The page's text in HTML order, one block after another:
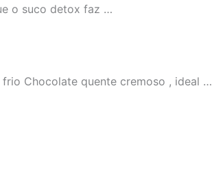
o suco detox faz …
Chocolate quente cremoso , ideal …